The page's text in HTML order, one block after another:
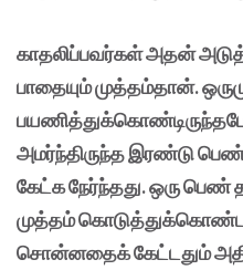
காதலிப்பவர்கள் அதன்
பாதையும் முத்தம்தான்.
அமர்ந்திருந்த இரண்டு
கேட்க நேர்ந்தது. ஒரு
முத்தம்
சொன்னதைக் கேட்டதும்